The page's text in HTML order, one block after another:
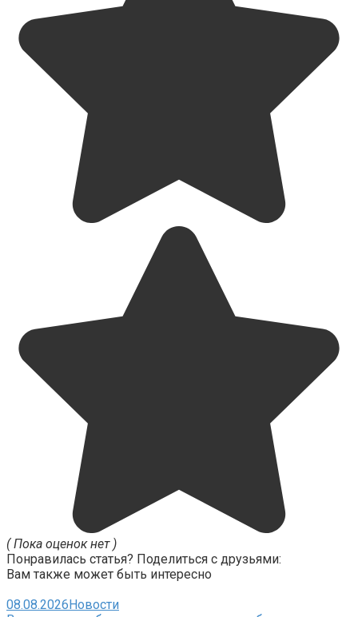
( Пока оценок нет )
Понравилась статья? Поделиться с друзьями:
Вам также может быть интересно
08.08.2026Новости